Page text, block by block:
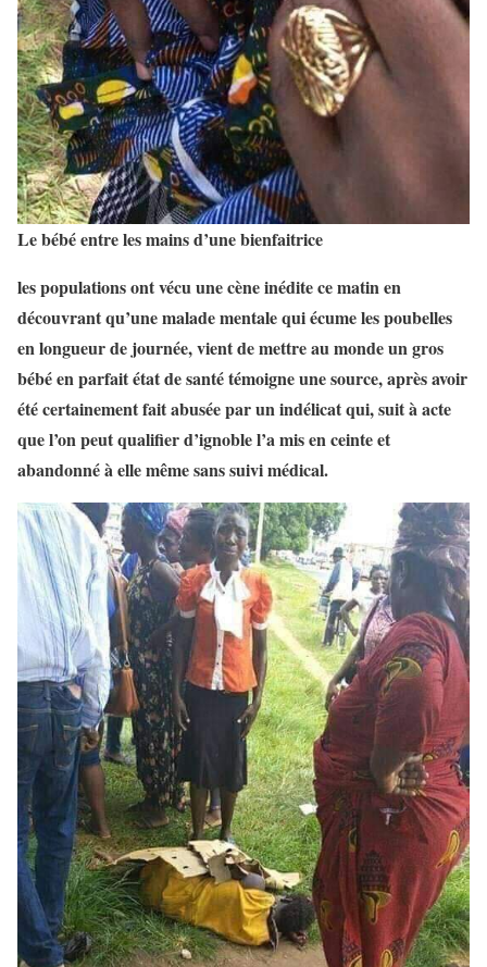
Le bébé entre les mains d’une bienfaitrice
les populations ont vécu une cène inédite ce matin en
découvrant qu’une malade mentale qui écume les poubelles
en longueur de journée, vient de mettre au monde un gros
bébé en parfait état de santé témoigne une source, aprèsavoir
étécertainement fait abusée par un indélicat qui, suit à acte
que l’on peut qualifier d’ignoble l’a mis en ceinte et
abandonné à elle même sans suivi médical.